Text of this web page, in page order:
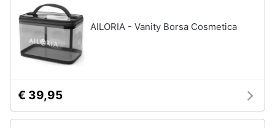
e
igiene
Beauty
Giocattoli
Prima
disney
film
DVD
Film
AILORIA - Vanity Borsa Cosmetica
€ 39,95